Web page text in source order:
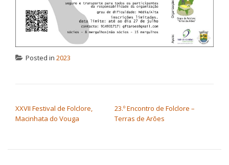
Posted in 2023
XXVII Festival de Folclore,
Macinhata do Vouga
23.º Encontro de Folclore –
Terras de Arões